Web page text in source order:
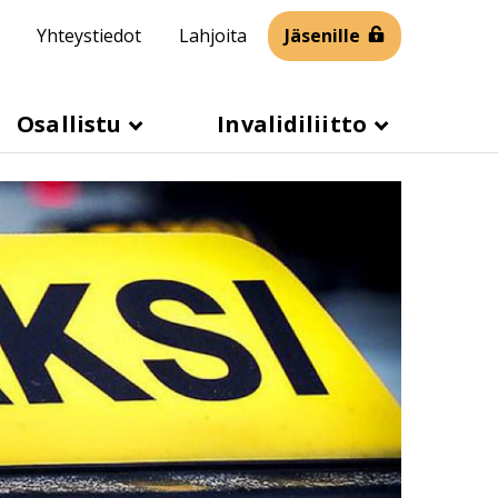
Yhteystiedot Lahjoita Jäsenille
Osallistu Invalidiliitto